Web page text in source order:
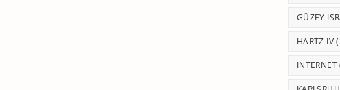
GÜZEY
HARTZ IV
INTERNET